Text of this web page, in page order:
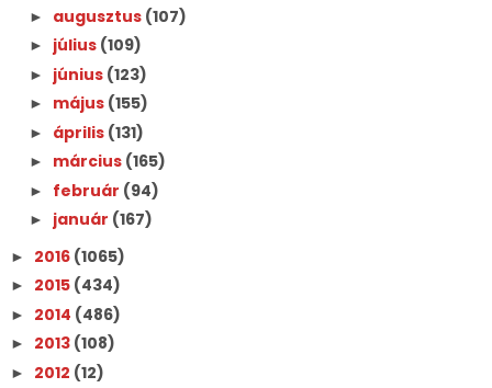
► augusztus (107)
► július (109)
► június (123)
► május (155)
► április (131)
► március (165)
► február (94)
► január (167)
► 2016 (1065)
► 2015 (434)
► 2014 (486)
► 2013 (108)
► 2012 (12)